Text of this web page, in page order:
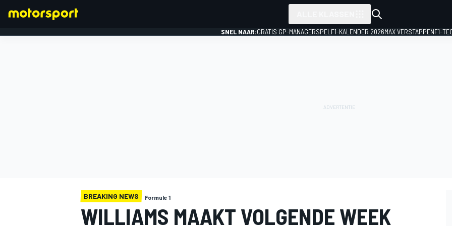
SNEL NAAR:GRATIS GP-MANAGERSPEL F1-KALENDER 2026MAX VERSTAPPENF1-
BREAKING NEWS Formule 1
WILLIAMS MAAKT VOLGENDE WEEK